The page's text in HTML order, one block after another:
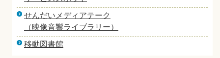
せんだいメディアテーク
（映像音響ライブラリー）
移動図書館